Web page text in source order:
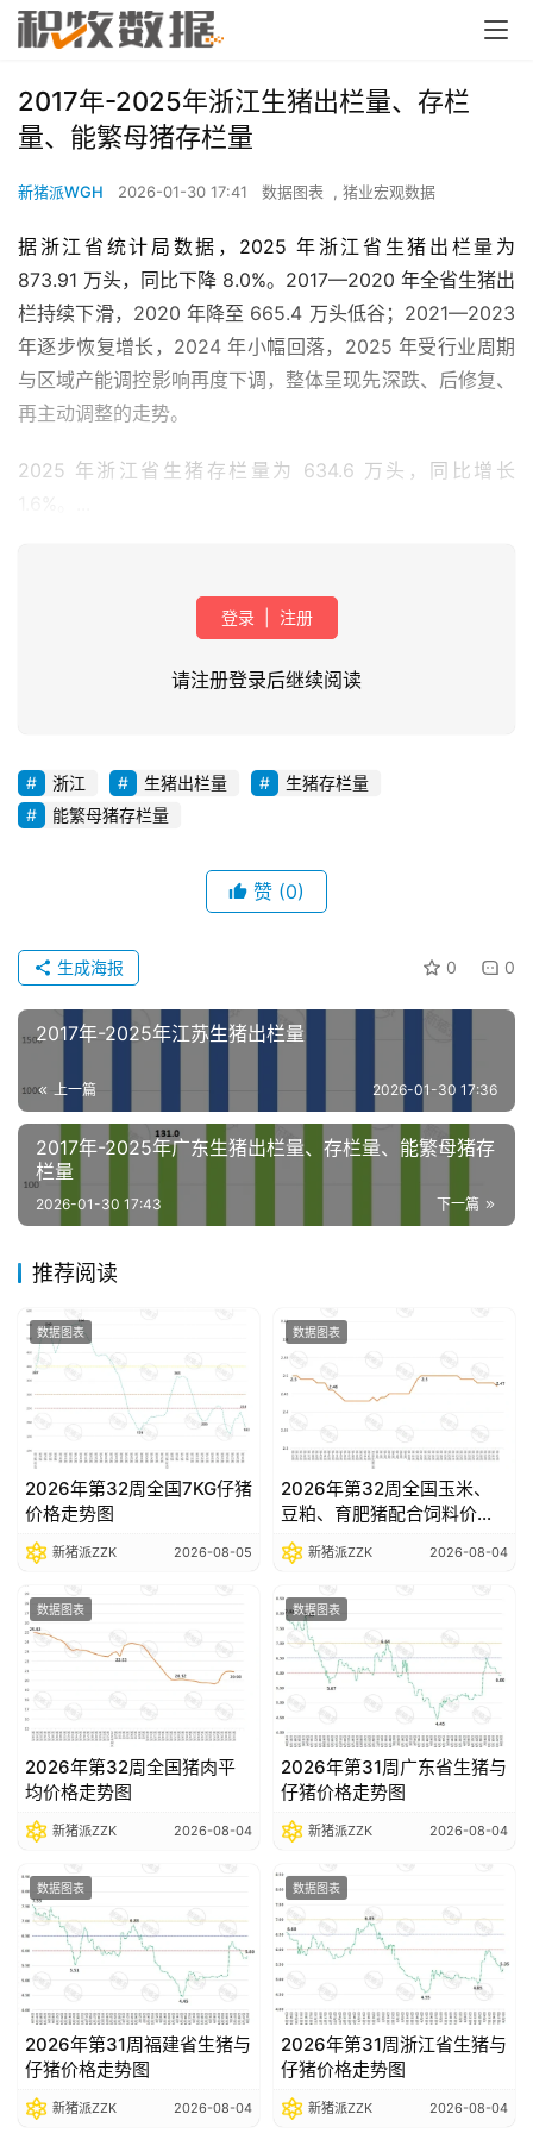
首
页
新
闻
析
报
告
据
图
表
今
日
猪
价
2017年-2025年浙江生猪出栏量、存栏
量、能繁母猪存栏量
新猪派WGH 2026-01-30 17:41 数据图表 , 猪业宏观数据
据浙江省统计局数据，2025 年浙江省生猪出栏量为
873.91 万头，同比下降 8.0%。2017—2020 年全省生猪出
栏持续下滑，2020 年降至 665.4 万头低谷；2021—2023
年逐步恢复增长，2024 年小幅回落，2025 年受行业周期
与区域产能调控影响再度下调，整体呈现先深跌、后修复、
再主动调整的走势。
2025 年浙江省生猪存栏量为 634.6 万头，同比增长
登录 注册
请注册登录后继续阅读
浙江 生猪出栏量
生猪存栏量
能繁母猪存栏量
赞 (0)
0 0
生成海报
2017年-2025年江苏生猪出栏量
上一篇 2026-01-30 17:36
2017年-2025年广东生猪出栏量、存栏量、能繁母猪存
栏量
下一篇
2026-01-30 17:43
推荐阅读
数据图表
2026年第32周全国7KG仔猪
价格走势图
新猪派ZZK 2026-08-05
数据图表
2026年第32周全国玉米、
豆粕、育肥猪配合饲料价格
走势图
新猪派ZZK 2026-08-04
数据图表
2026年第32周全国猪肉平
均价格走势图
新猪派ZZK 2026-08-04
数据图表
2026年第31周广东省生猪与
仔猪价格走势图
新猪派ZZK 2026-08-04
数据图表
2026年第31周福建省生猪与
仔猪价格走势图
新猪派ZZK 2026-08-04
数据图表
2026年第31周浙江省生猪与
仔猪价格走势图
新猪派ZZK 2026-08-04